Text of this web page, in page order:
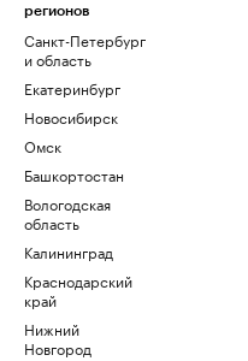
регионов
Санкт-Петербург
и область
Екатеринбург
Новосибирск
Омск
Башкортостан
Вологодская
область
Калининград
Краснодарский
край
Нижний
Новгород